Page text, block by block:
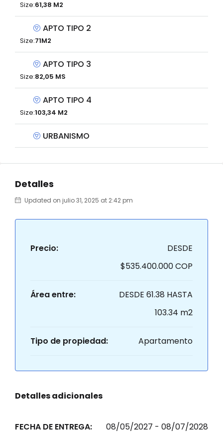
Size:61,38 M2
APTO TIPO 2
Size:71M2
APTO TIPO 3
Size:82,05 MS
APTO TIPO 4
Size:103,34 M2
URBANISMO
Detalles
Updated on julio 31, 2025 at 2:42 pm
Precio:
DESDE
$535.400.000 COP
Área entre:
DESDE 61.38 HASTA
103.34 m2
Tipo de propiedad: Apartamento
Detalles adicionales
FECHA DE ENTREGA: 08/05/2027 - 08/07/2028